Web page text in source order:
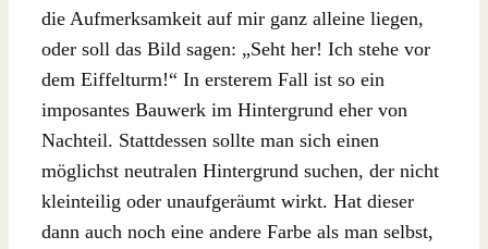
die Aufmerksamkeit auf mir ganz alleine liegen,
oder soll das Bild sagen: „Seht her! Ich stehe vor
dem Eiffelturm!“ In ersterem Fall ist so ein
imposantes Bauwerk im Hintergrund eher von
Nachteil. Stattdessen sollte man sich einen
möglichst neutralen Hintergrund suchen, der nicht
kleinteilig oder unaufgeräumt wirkt. Hat dieser
dann auch noch eine andere Farbe als man selbst,